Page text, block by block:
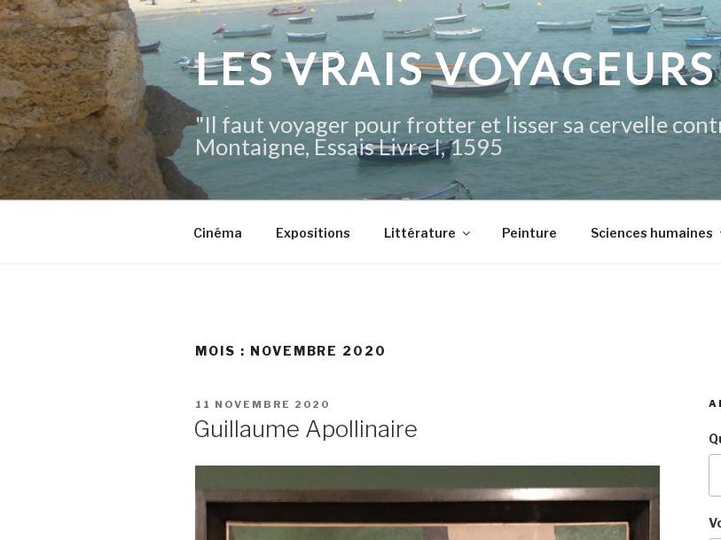
Aller
au
contenu
principal
LES VRAIS VOYAGEURS
"Il faut voyager pour frotter et lisser sa cervelle
Montaigne, Essais Livre I, 1595
Cinéma Expositions Littérature Peinture Sciences humaines
MOIS : NOVEMBRE 2020
PUBLIÉ
11 NOVEMBRE 2020
Guillaume Apollinaire